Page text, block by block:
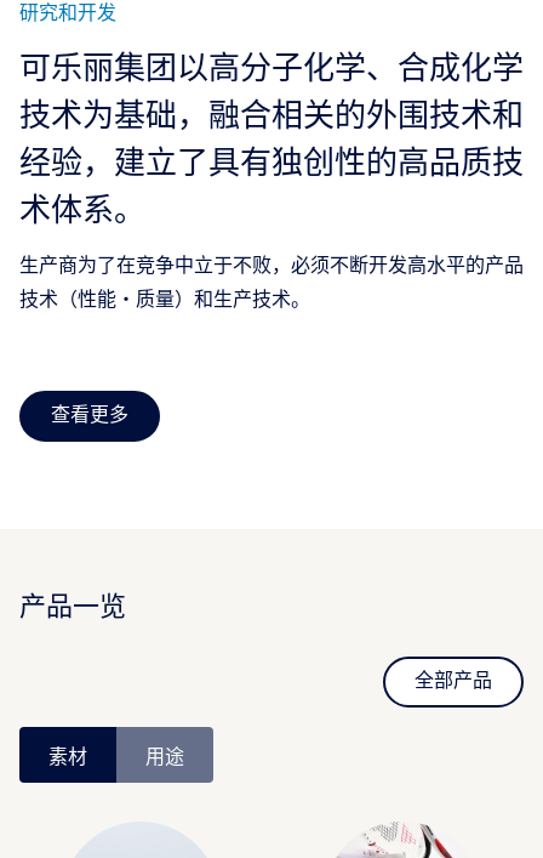
研究和开发
可乐丽集团以高分子化学、合成化学
技术为基础，融合相关的外围技术和
经验，建立了具有独创性的高品质技
术体系。
生产商为了在竞争中立于不败，必须不断开发高水平的产品
技术（性能・质量）和生产技术。
查看更多
产品一览
全部产品
素材 用途